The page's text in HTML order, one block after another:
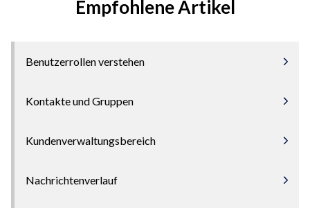
Empfohlene Artikel
Benutzerrollen verstehen
Kontakte und Gruppen
Kundenverwaltungsbereich
Nachrichtenverlauf